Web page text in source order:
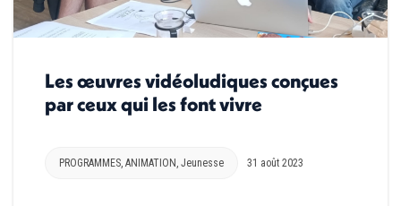
Les œuvres vidéoludiques conçues
par ceux qui les font vivre
PROGRAMMES ANIMATION Jeunesse 31 août 2023